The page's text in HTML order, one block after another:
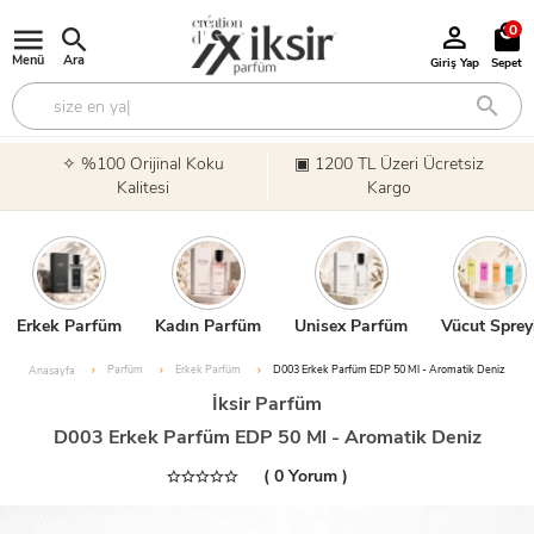
✧ %100 Orijinal Koku
Kalitesi
▣ 1200 TL Üzeri Ücretsiz
Kargo
Menü Ara Giriş Yap
0
Sepet
Erkek Parfüm Kadın Parfüm Unisex Parfüm Vücut
Anasayfa Parfüm Erkek Parfüm D003 Erkek Parfüm EDP 50 Ml - Aromatik Deniz
İksir Parfüm
D003 Erkek Parfüm EDP 50 Ml - Aromatik Deniz
( 0 Yorum )